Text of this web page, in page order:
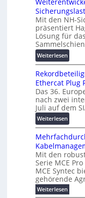
a
l
e
T
r
a
n
s
p
a
r
e
n
z
a
u
:
F
o
r
s
h
u
n
g
s
f
r
d
e
r
u
n
o
l
t
a
-
X
2
0
2
7
w
i
r
d
z
u
m
E
n
e
r
g
Mit den NH-
präsentiert
Lösung für
Weiterlesen:
W
e
i
t
e
r
e
n
t
w
i
c
k
e
l
Ethercat Plug
Das 36.
nach zwei
Juli auf dem
Weiterlesen:
R
e
k
o
r
d
b
e
Mit den
Serie MCE
MCE Syntec
gehörende
Weiterlesen:
M